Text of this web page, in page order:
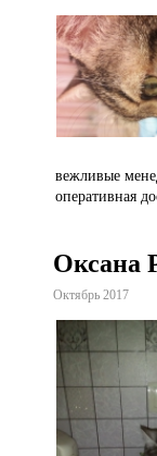
вежливые
оперативная
Оксана
Октябрь 2017